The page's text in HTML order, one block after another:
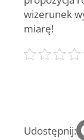
wizerunek
miarę!
Udostępnij: Share